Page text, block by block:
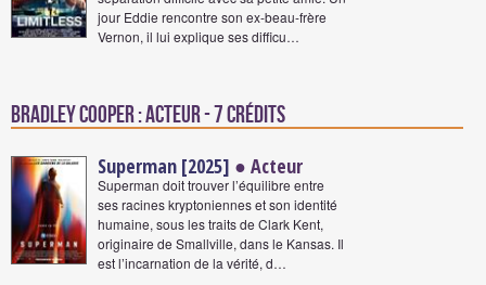
jour Eddie rencontre son ex-beau-frère
Vernon, il lui explique ses difficu…
Bradley Cooper : Acteur - 7 crédits
Superman [2025] ● Acteur
Superman doit trouver l’équilibre entre
ses racines kryptoniennes et son identité
humaine, sous les traits de Clark Kent,
originaire de Smallville, dans le Kansas. Il
est l’incarnation de la vérité, d…